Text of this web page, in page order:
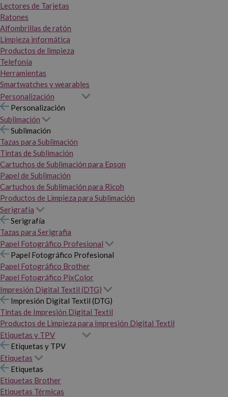
Lectores de Tarjetas
Ratones
Alfombrillas de ratón
Limpieza informática
Productos de limpieza
Telefonía
Herramientas
Smartwatches y wearables
Personalización
Personalización
Sublimación
Sublimación
Tazas para Sublimación
Tintas de Sublimación
Cartuchos de Sublimación para Epson
Papel de Sublimación
Cartuchos de Sublimación para Ricoh
Productos de Limpieza para Sublimación
Serigrafía
Serigrafía
Tazas para Serigrafia
Papel Fotográfico Profesional
Papel Fotográfico Profesional
Papel Fotográfico Brother
Papel Fotográfico PixColor
Impresión Digital Textil (DTG)
Impresión Digital Textil (DTG)
Tintas de Impresión Digital Textil
Productos de Limpieza para Impresión Digital Textil
Etiquetas y TPV
Etiquetas y TPV
Etiquetas
Etiquetas
Etiquetas Brother
Etiquetas Térmicas